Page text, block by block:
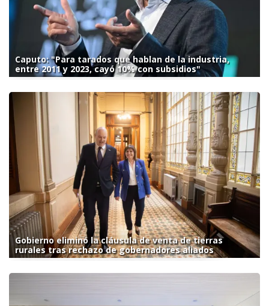
Caputo: "Para tarados que hablan de la industria,
entre 2011 y 2023, cayó 10% con subsidios"
Gobierno eliminó la cláusula de venta de tierras
rurales tras rechazo de gobernadores aliados